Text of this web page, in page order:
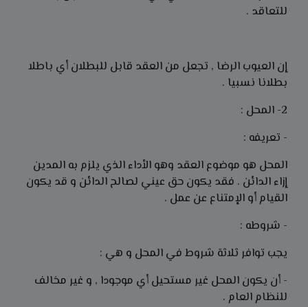
للتعاقد .
إن العيوب الرضا , تجعل من العقد قابل للبطلان أي باطلا
بطلانا نسبيا .
2- المحل :
- تعريفه :
المحل هو موضوع العقد وهو الأداء الذي يلزم به المدين
إزاء الدائن . فقد يكون حق عيني لصالح الدائن و قد يكون
القيام أو الإمتناع عن عمل .
- شروطه :
يجب توافر ثلاثة شروط في المحل و هي :
- أن يكون المحل غير مستحيل أي موجودا , و غير مخالف
للنظام العام .